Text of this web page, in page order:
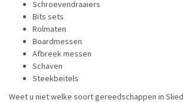
Schroevendraaiers
Bits sets
Rolmaten
Boardmessen
Afbreek messen
Schaven
Steekbeitels
Weet u niet welke soort gereedschappen in